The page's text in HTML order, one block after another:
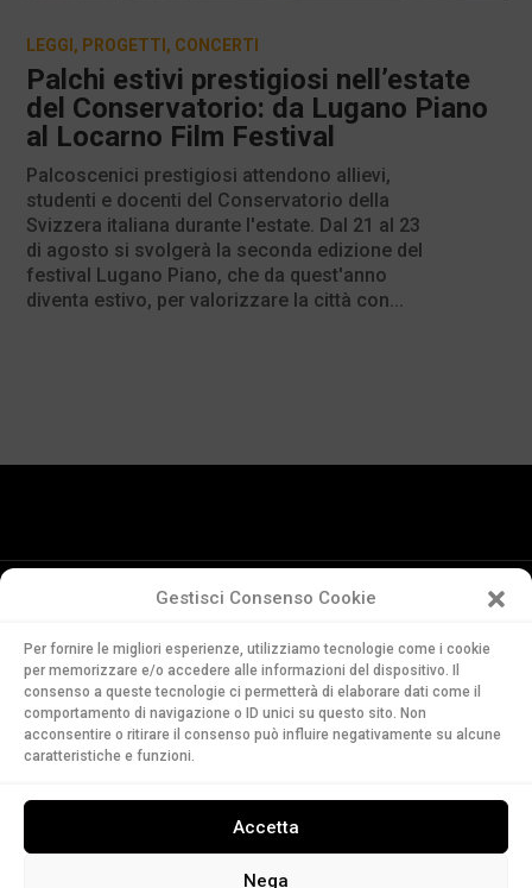
Gestisci Consenso Cookie
Per fornire le migliori esperienze, utilizziamo tecnologie come i cookie
per memorizzare e/o accedere alle informazioni del dispositivo. Il
consenso a queste tecnologie ci permetterà di elaborare dati come il
comportamento di navigazione o ID unici su questo sito. Non
acconsentire o ritirare il consenso può influire negativamente su alcune
caratteristiche e funzioni.
Accetta
Nega
Palchi estivi prestigiosi nell’estate
del Conservatorio: da Lugano Piano
al Locarno Film Festival
LEGGI, PROGETTI, CONCERTI
Palcoscenici prestigiosi attendono allievi,
studenti e docenti del Conservatorio della
Svizzera italiana durante l'estate. Dal 21 al 23
di agosto si svolgerà la seconda edizione del
festival Lugano Piano, che da quest'anno
diventa estivo, per valorizzare la città con...
della Svizzera Italiana
Via Soldino 9
CH-6900 Lugano
T. +41 91 960 30 40
GUARDA
LEGGI